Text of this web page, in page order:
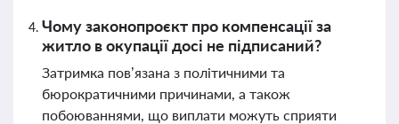
Чому законопроєкт про компенсації за
житло в окупації досі не підписаний?
Затримка пов’язана з політичними та
бюрократичними причинами, а також
побоюваннями, що виплати можуть сприяти